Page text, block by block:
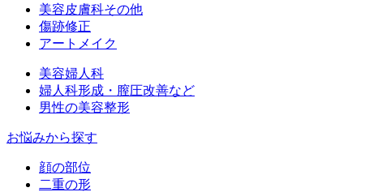
美容皮膚科その他
傷跡修正
アートメイク
美容婦人科
婦人科形成・膣圧改善など
男性の美容整形
お悩みから探す
顔の部位
二重の形